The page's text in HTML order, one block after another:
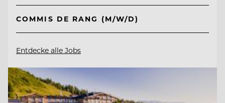
COMMIS DE RANG (M/W/D)
Entdecke alle Jobs